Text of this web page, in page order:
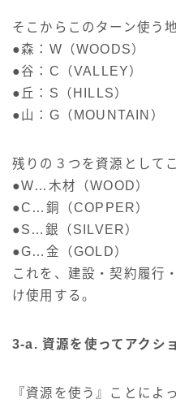
そこからこのターン使う
●森：W（WOODS）
●谷：C（VALLEY）
●丘：S（HILLS）
●山：G（MOUNTAIN）
残りの３つを資源として
●W…木材（WOOD）
●C…銅（COPPER）
●S…銀（SILVER）
●G…金（GOLD）
これを、建設・契約履行
け使用する。
3-a. 資源を使ってアクシ
『資源を使う』ことによ